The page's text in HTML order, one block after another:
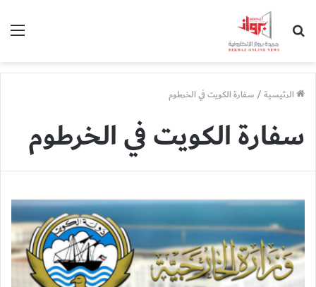
الرئيسية/سفارة الكويت في الخرطوم
سفارة الكويت في الخرطوم